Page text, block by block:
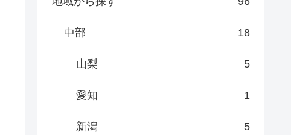
中部 18
山梨 5
愛知 1
新潟 5